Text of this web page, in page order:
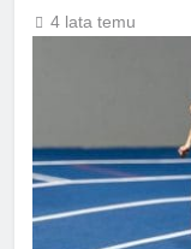
4 lata temu